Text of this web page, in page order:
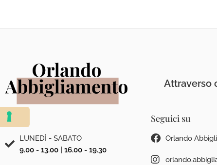
Attraverso
Orari
LUNEDÌ - SABATO
9.00 - 13.00 | 16.00 - 19.30
Seguici su
Orlando